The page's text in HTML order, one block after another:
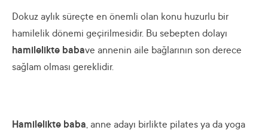
Dokuz aylık süreçte en önemli olan konu huzurlu bir
hamilelik dönemi geçirilmesidir. Bu sebepten dolayı
hamilelikte babave annenin aile bağlarının son derece
sağlam olması gereklidir.
Hamilelikte baba, anne adayı birlikte pilates ya da yoga